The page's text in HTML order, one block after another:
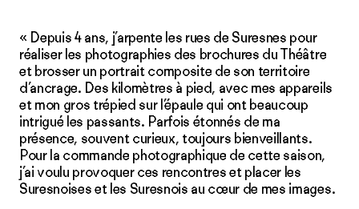
« Depuis 4 ans, j’arpente les rues de Suresnes pour
réaliser les photographies des brochures du Théâtre
et brosser un portrait composite de son territoire
d’ancrage. Des kilomètres à pied, avec mes appareils
et mon gros trépied sur l’épaule qui ont beaucoup
intrigué les passants. Parfois étonnés de ma
présence, souvent curieux, toujours bienveillants.
Pour la commande photographique de cette saison,
j’ai voulu provoquer ces rencontres et placer les
Suresnoises et les Suresnois au cœur de mes images.